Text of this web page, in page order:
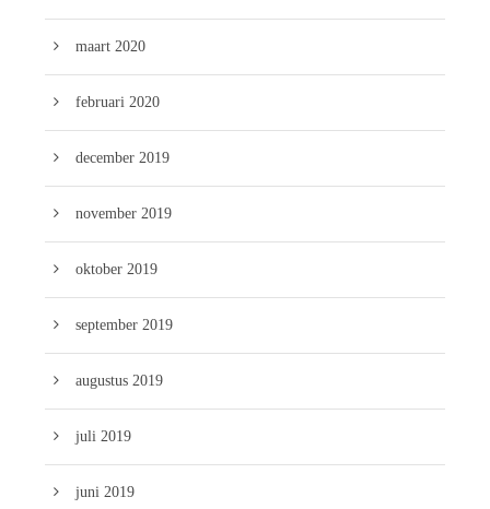
maart 2020
februari 2020
december 2019
november 2019
oktober 2019
september 2019
augustus 2019
juli 2019
juni 2019